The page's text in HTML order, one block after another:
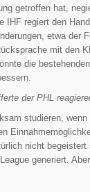
getroffen hat,
regiert den
etwa der
mit den
die
der PHL
studieren,
nicht
generiert.